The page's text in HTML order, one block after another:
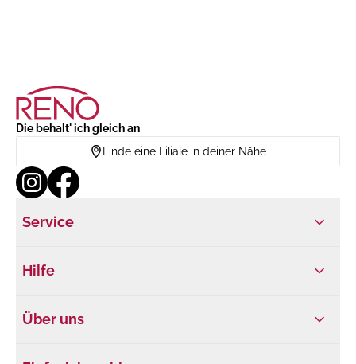
Die behalt' ich gleich an
Finde eine Filiale in deiner Nähe
Service
Hilfe
Über uns